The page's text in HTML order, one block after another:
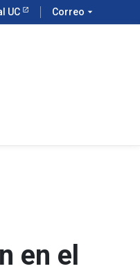
UC Correo arrow_drop_down
en el